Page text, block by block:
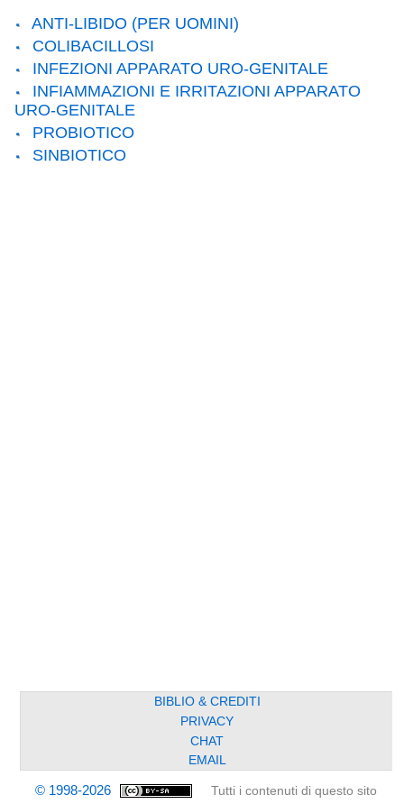
ANTI-LIBIDO (PER UOMINI)
COLIBACILLOSI
INFEZIONI APPARATO URO-GENITALE
INFIAMMAZIONI E IRRITAZIONI APPARATO
URO-GENITALE
PROBIOTICO
SINBIOTICO
BIBLIO & CREDITI
PRIVACY
CHAT
EMAIL
© 1998-2026 Tutti i contenuti di questo sito